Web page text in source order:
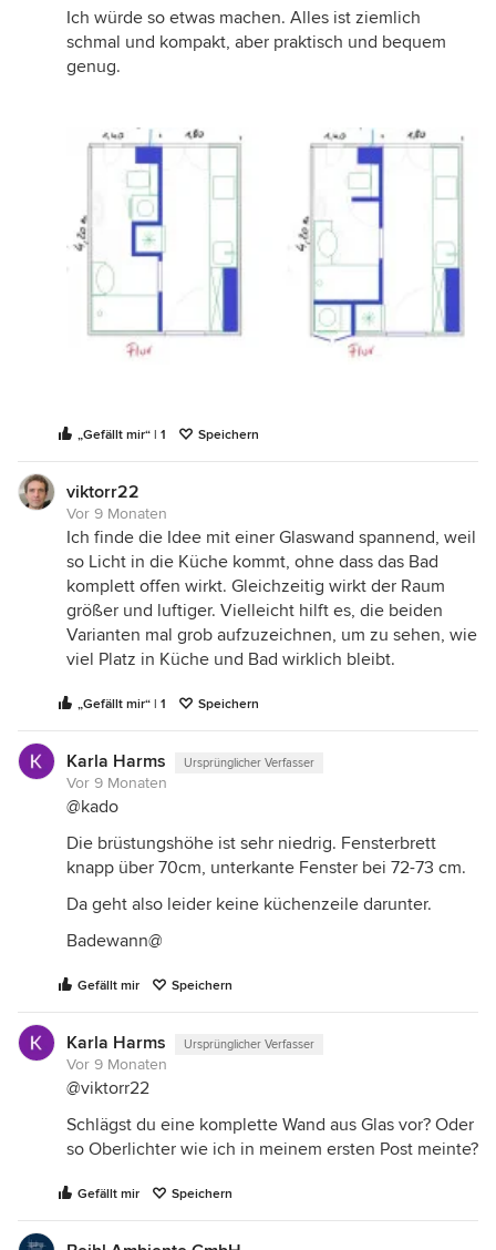
Ich würde so etwas machen. Alles ist ziemlich
schmal und kompakt, aber praktisch und bequem
genug.
„Gefällt mir“ | 1 Speichern
viktorr22
Vor 9 Monaten
Ich finde die Idee mit einer Glaswand spannend, weil
so Licht in die Küche kommt, ohne dass das Bad
komplett offen wirkt. Gleichzeitig wirkt der Raum
größer und luftiger. Vielleicht hilft es, die beiden
Varianten mal grob aufzuzeichnen, um zu sehen, wie
viel Platz in Küche und Bad wirklich bleibt.
„Gefällt mir“ | 1 Speichern
Karla Harms Ursprünglicher Verfasser
Vor 9 Monaten
@kado
Die brüstungshöhe ist sehr niedrig. Fensterbrett
knapp über 70cm, unterkante Fenster bei 72-73 cm.
Da geht also leider keine küchenzeile darunter.
Badewann@
Gefällt mir Speichern
Karla Harms Ursprünglicher Verfasser
Vor 9 Monaten
@viktorr22
Schlägst du eine komplette Wand aus Glas vor? Oder
so Oberlichter wie ich in meinem ersten Post meinte?
Gefällt mir Speichern